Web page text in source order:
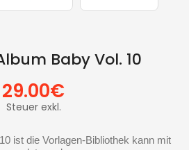
Baby Vol. 10
29.00€
Steuer exkl.
ist die Vorlagen-Bibliothek kann mit